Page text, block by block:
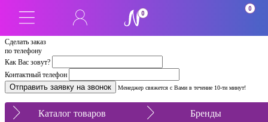
Сделать заказ
по телефону
Как Вас зовут?
Контактный телефон
Менеджер свяжется с Вами в течение 10-ти минут!
0
0
Каталог товаров Бренды